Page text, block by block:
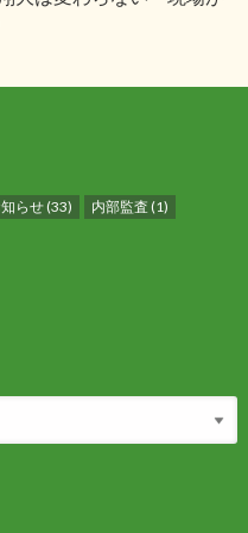
らせ(33) 内部監査 (1)